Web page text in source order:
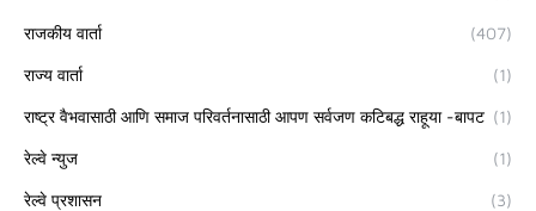
राजकीय वार्ता (407)
राज्य वार्ता (1)
राष्ट्र वैभवासाठी आणि समाज परिवर्तनासाठी आपण सर्वजण कटिबद्ध राहूया -बापट (1)
रेल्वे न्युज (1)
रेल्वे प्रशासन (3)